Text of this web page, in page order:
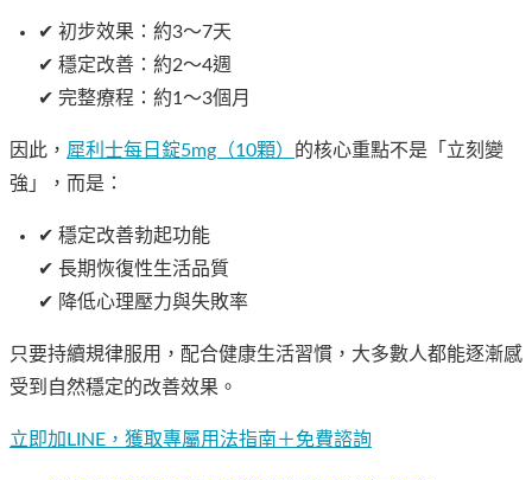
✔ 初步效果：約3～7天
✔ 穩定改善：約2～4週
✔ 完整療程：約1～3個月
因此， 犀利士每日錠5mg（10顆）
的核心重點不是「立刻變
強」，而是：
✔ 穩定改善勃起功能
✔ 長期恢復性生活品質
✔ 降低心理壓力與失敗率
只要持續規律服用，配合健康生活習慣，大多數人都能逐漸感
受到自然穩定的改善效果。
立即加LINE，獲取專屬用法指南＋免費諮詢